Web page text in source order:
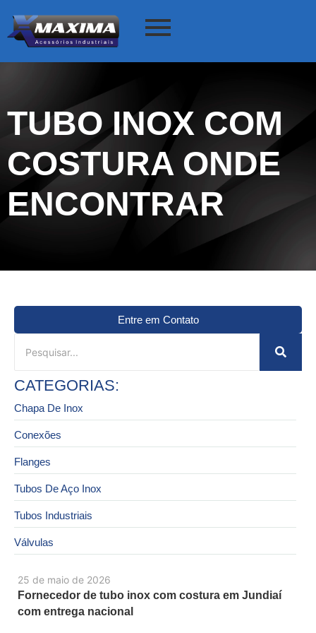
TUBO INOX COM
COSTURA ONDE
ENCONTRAR
25 de maio de 2026
Fornecedor de tubo inox com costura em Jundiaí
com entrega nacional
Entre em Contato
CATEGORIAS:
Chapa De Inox
Conexões
Flanges
Tubos De Aço Inox
Tubos Industriais
Válvulas